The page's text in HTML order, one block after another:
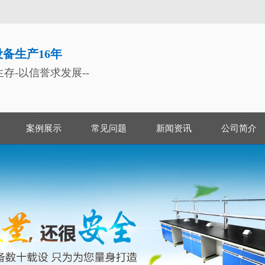
生产16年
存-以信誉求发展--
案例展示 常见问题 新闻资讯 公司简介